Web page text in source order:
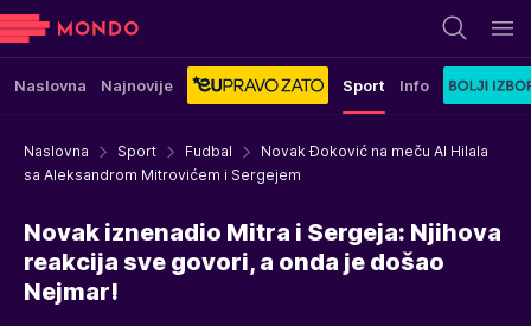
Naslovna Najnovije Sport Info
Naslovna Sport Fudbal
Novak Đoković na meču Al Hilala
sa Aleksandrom Mitrovićem i Sergejem
Novak iznenadio Mitra i Sergeja: Njihova
reakcija sve govori, a onda je došao
Nejmar!